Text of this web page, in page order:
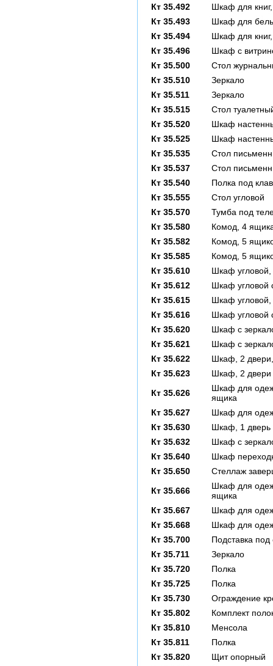
Кт 35.492
Шкаф для
Кт 35.493
Шкаф для
Кт 35.494
Шкаф для
Кт 35.496
Шкаф с
Кт 35.500
Стол
Кт 35.510
Зеркало
Кт 35.511
Зеркало
Кт 35.515
Стол
Кт 35.520
Шкаф
Кт 35.525
Шкаф
Кт 35.535
Стол
Кт 35.537
Стол
Кт 35.540
Полка под
Кт 35.555
Стол угловой
Кт 35.570
Тумба под
Кт 35.580
Комод, 4
Кт 35.582
Комод, 5
Кт 35.585
Комод, 5
Кт 35.610
Шкаф угловой,
Кт 35.612
Шкаф угловой
Кт 35.615
Шкаф
Кт 35.616
Шкаф угловой
Кт 35.620
Шкаф с
Кт 35.621
Шкаф с
Кт 35.622
Шкаф, 2
Кт 35.623
Шкаф, 2 двери
Кт 35.626
Шкаф для
ящика
Кт 35.627
Шкаф для
Кт 35.630
Шкаф, 1 дверь
Кт 35.632
Шкаф с
Кт 35.640
Шкаф
Кт 35.650
Стеллаж
Кт 35.666
Шкаф для
ящика
Кт 35.667
Шкаф для
Кт 35.668
Шкаф для
Кт 35.700
Подставка
Кт 35.711
Зеркало
Кт 35.720
Полка
Кт 35.725
Полка
Кт 35.730
Ограждение
Кт 35.802
Комплект
Кт 35.810
Менсола
Кт 35.811
Полка
Кт 35.820
Щит опорный